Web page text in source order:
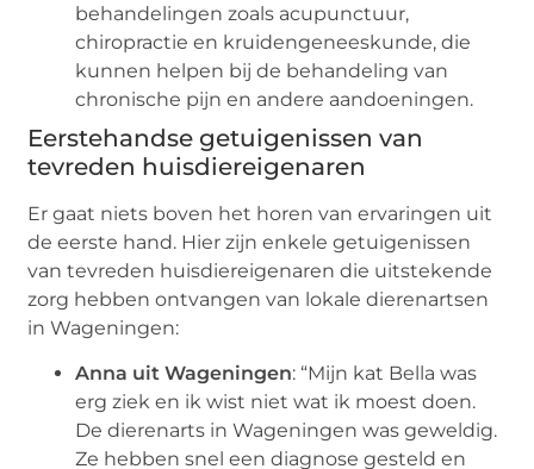
behandelingen zoals acupunctuur,
chiropractie en kruidengeneeskunde, die
kunnen helpen bij de behandeling van
chronische pijn en andere aandoeningen.
Eerstehandse getuigenissen van
tevreden huisdiereigenaren
Er gaat niets boven het horen van ervaringen uit
de eerste hand. Hier zijn enkele getuigenissen
van tevreden huisdiereigenaren die uitstekende
zorg hebben ontvangen van lokale dierenartsen
in Wageningen:
Anna uit Wageningen: “Mijn kat Bella was
erg ziek en ik wist niet wat ik moest doen.
De dierenarts in Wageningen was geweldig.
Ze hebben snel een diagnose gesteld en